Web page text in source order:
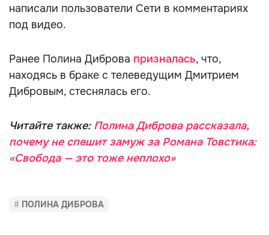
написали пользователи Сети в комментариях
под видео.
Ранее Полина Диброва призналась, что,
находясь в браке с телеведущим Дмитрием
Дибровым, стеснялась его.
Читайте также: Полина Диброва рассказала,
почему не спешит замуж за Романа Товстика:
«Свобода — это тоже неплохо»
ПОЛИНА ДИБРОВА